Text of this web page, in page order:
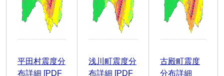
平田村震度分
布詳細 [PDF
浅川町震度分
布詳細 [PDF
古殿町震度
分布詳細